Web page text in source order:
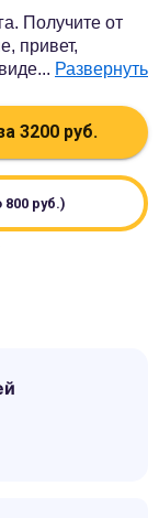
Получите от
привет,
... Развернуть
3200 руб.
800руб.)